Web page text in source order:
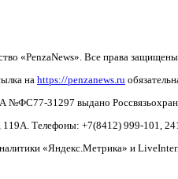
«PenzaNews». Все права
на https://penzanews.ru
№ФС77-31297 выдано
119А. Телефоны: +7(8412) 999-101,
«Яндекс.Метрика» и